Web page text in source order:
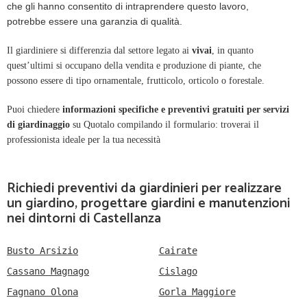
che gli hanno consentito di intraprendere questo lavoro,
potrebbe essere una garanzia di qualità.
Il giardiniere si differenzia dal settore legato ai vivai, in quanto
quest’ultimi si occupano della vendita e produzione di piante, che
possono essere di tipo ornamentale, frutticolo, orticolo o forestale.
Puoi chiedere informazioni specifiche e preventivi gratuiti per servizi
di giardinaggio su Quotalo compilando il formulario: troverai il
professionista ideale per la tua necessità
Richiedi preventivi da giardinieri per realizzare
un giardino, progettare giardini e manutenzioni
nei dintorni di Castellanza
Busto Arsizio
Cairate
Cassano Magnago
Cislago
Fagnano Olona
Gorla Maggiore